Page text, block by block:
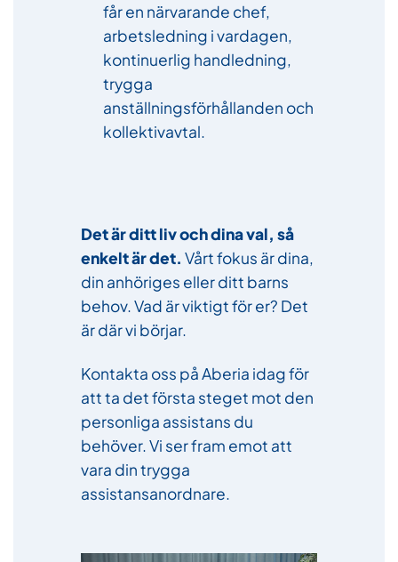
får en närvarande chef,
arbetsledning i vardagen,
kontinuerlig handledning,
trygga
anställningsförhållanden och
kollektivavtal.
Det är ditt liv och dina val, så
enkelt är det. Vårt fokus är dina,
din anhöriges eller ditt barns
behov. Vad är viktigt för er? Det
är där vi börjar.
Kontakta oss på Aberia idag för
att ta det första steget mot den
personliga assistans du
behöver. Vi ser fram emot att
vara din trygga
assistansanordnare.